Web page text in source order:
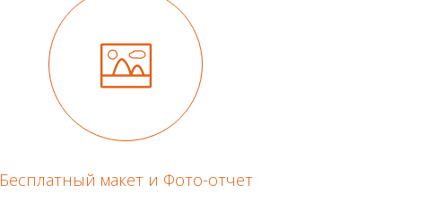
Бесплатный макет и Фото-отчет